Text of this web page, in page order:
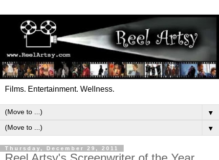
Films. Entertainment. Wellness.
▼
▼
Thursday, December 29, 2011